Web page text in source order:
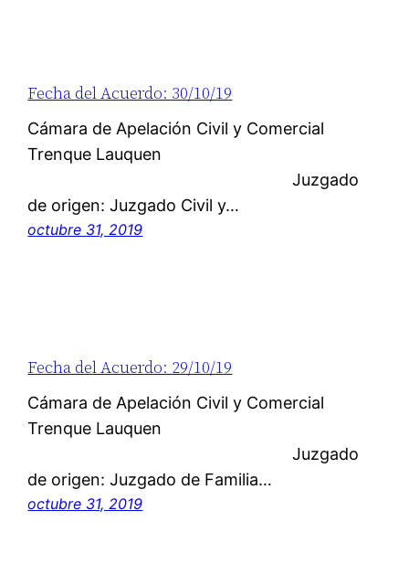
Fecha del Acuerdo: 30/10/19
Cámara de Apelación Civil y Comercial
Trenque Lauquen
Juzgado
de origen: Juzgado Civil y…
octubre 31, 2019
Fecha del Acuerdo: 29/10/19
Cámara de Apelación Civil y Comercial
Trenque Lauquen
Juzgado
de origen: Juzgado de Familia…
octubre 31, 2019